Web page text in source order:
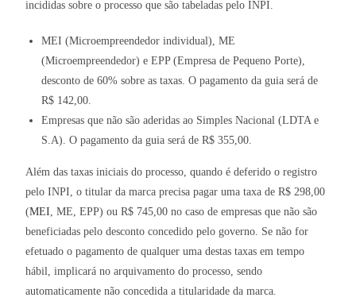
incididas sobre o processo que são tabeladas pelo INPI.
MEI (Microempreendedor individual), ME
(Microempreendedor) e EPP (Empresa de Pequeno Porte),
desconto de 60% sobre as taxas. O pagamento da guia será de
R$ 142,00.
Empresas que não são aderidas ao Simples Nacional (LDTA e
S.A). O pagamento da guia será de R$ 355,00.
Além das taxas iniciais do processo, quando é deferido o registro
pelo INPI, o titular da marca precisa pagar uma taxa de R$ 298,00
(MEI, ME, EPP) ou R$ 745,00 no caso de empresas que não são
beneficiadas pelo desconto concedido pelo governo. Se não for
efetuado o pagamento de qualquer uma destas taxas em tempo
hábil, implicará no arquivamento do processo, sendo
automaticamente não concedida a titularidade da marca.